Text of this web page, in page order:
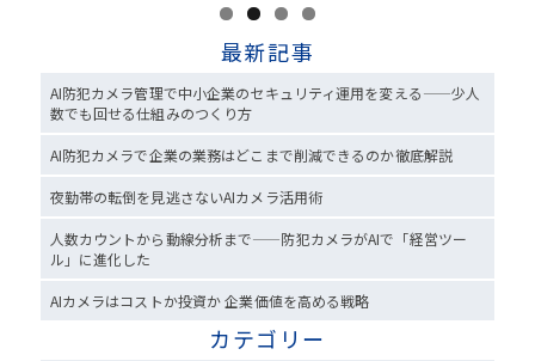
最新記事
AI防犯カメラ管理で中小企業のセキュリティ運用を変える——少人
数でも回せる仕組みのつくり方
AI防犯カメラで企業の業務はどこまで削減できるのか徹底解説
夜勤帯の転倒を見逃さないAIカメラ活用術
人数カウントから動線分析まで——防犯カメラがAIで「経営ツー
ル」に進化した
AIカメラはコストか投資か 企業価値を高める戦略
カテゴリー